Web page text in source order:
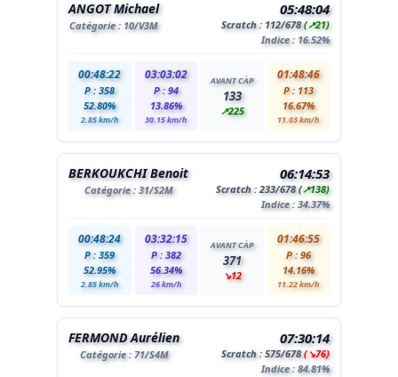
ANGOT Michael
Catégorie : 10/V3M
05:48:04
Scratch : 112/678(↗21)
Indice : 16.52%
00:48:22
P : 358
52.80%
2.85 km/h
03:03:02
P : 94
13.86%
30.15 km/h
AVANT CÀP
133
↗225
01:48:46
P : 113
16.67%
11.03 km/h
BERKOUKCHI Benoit
Catégorie : 31/S2M
06:14:53
Scratch :233/678(↗138)
Indice : 34.37%
00:48:24
P : 359
52.95%
2.85 km/h
03:32:15
P : 382
56.34%
26 km/h
AVANT CÀP
371
↘12
01:46:55
P : 96
14.16%
11.22 km/h
FERMOND Aurélien
Catégorie : 71/S4M
07:30:14
Scratch : 575/678(↘76)
Indice : 84.81%